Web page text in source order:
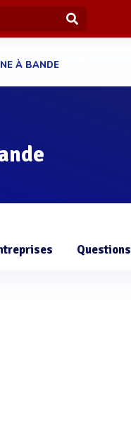
À BANDE
Questions